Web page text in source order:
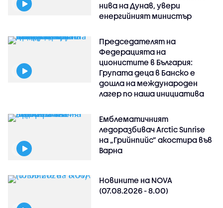
нива на Дунав, увери
енергийният министър
Председателят на
Федерацията на
ционистите в България:
Групата деца в Банско е
дошла на международен
лагер по наша инициатива
Емблематичният
ледоразбивач Arctic Sunrise
на „Грийнпийс” акостира във
Варна
Новините на NOVA
(07.08.2026 - 8.00)